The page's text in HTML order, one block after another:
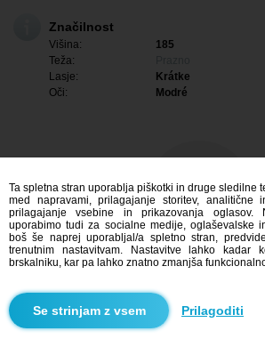
Značilnost
Višina:
185
Teža:
Lasje:
Krátke
Oči:
Modré
Me zanima
Iskanje
Ta spletna stran uporablja piškotki in druge sledilne
med napravami, prilagajanje storitev, analitične
prilagajanje vsebine in prikazovanja oglasov.
uporabimo tudi za socialne medije, oglaševalske
boš še naprej uporabljal/a spletno stran,
trenutnim nastavitvam. Nastavitve lahko kadar
brskalniku, kar pa lahko znatno zmanjša
Prilagoditi